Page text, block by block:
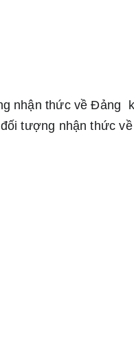
nhận thức về Đảng
tượng nhận thức